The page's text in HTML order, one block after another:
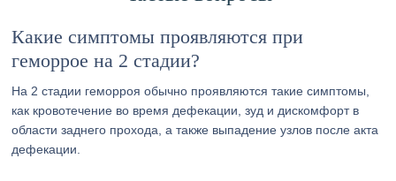
Какие симптомы проявляются при
геморрое на 2 стадии?
На 2 стадии геморроя обычно проявляются такие симптомы,
как кровотечение во время дефекации, зуд и дискомфорт в
области заднего прохода, а также выпадение узлов после акта
дефекации.